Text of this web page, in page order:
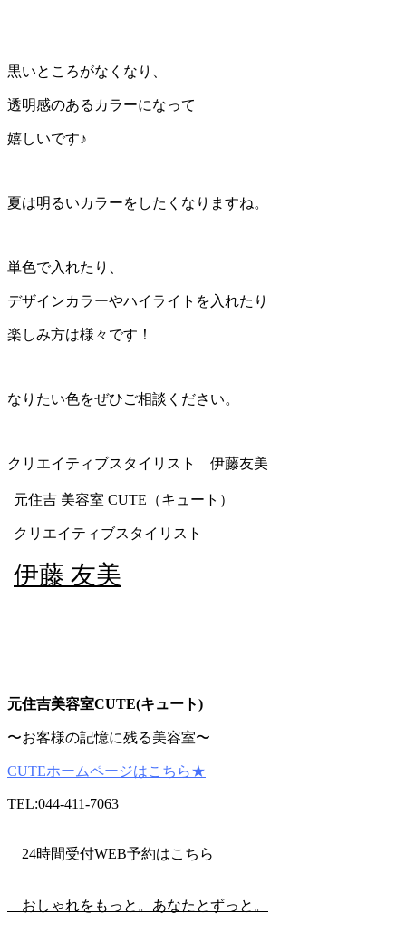
黒いところがなくなり、
透明感のあるカラーになって
嬉しいです♪
夏は明るいカラーをしたくなりますね。
単色で入れたり、
デザインカラーやハイライトを入れたり
楽しみ方は様々です！
なりたい色をぜひご相談ください。
クリエイティブスタイリスト 伊藤友美
元住吉 美容室 CUTE（キュート）
クリエイティブスタイリスト
伊藤 友美
元住吉美容室CUTE(キュート)
〜お客様の記憶に残る美容室〜
CUTEホームページはこちら★
TEL:044-411-7063
24時間受付WEB予約はこちら
おしゃれをもっと。あなたとずっと。